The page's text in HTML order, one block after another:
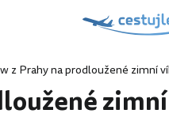
z Prahy na prodloužené zimní